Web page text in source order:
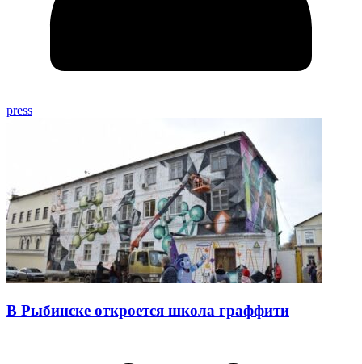
press
В Рыбинске откроется школа граффити